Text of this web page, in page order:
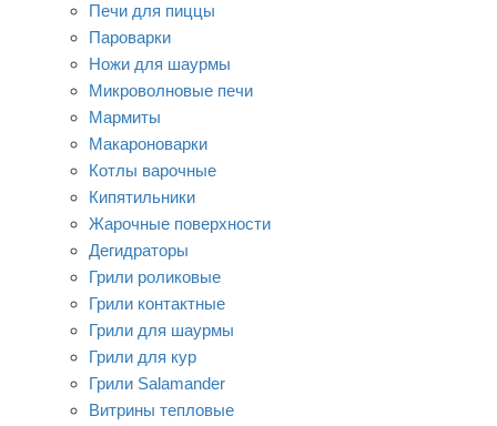
Печи для пиццы
Пароварки
Ножи для шаурмы
Микроволновые печи
Мармиты
Макароноварки
Котлы варочные
Кипятильники
Жарочные поверхности
Дегидраторы
Грили роликовые
Грили контактные
Грили для шаурмы
Грили для кур
Грили Salamander
Витрины тепловые